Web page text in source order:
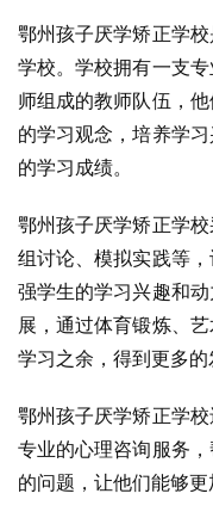
鄂州孩子厌学矫正学
学校。学校拥有一支
师组成的教师队伍，
的学习观念，培养学
的学习成绩。
鄂州孩子厌学矫正学
组讨论、模拟实践等
强学生的学习兴趣和
展，通过体育锻炼、
学习之余，得到更多的
鄂州孩子厌学矫正学
专业的心理咨询服务
的问题，让他们能够更